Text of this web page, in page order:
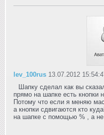
lev_100rus 13.07.2012
Шапку сделал как вы
прямо на шапке есть кнопки
Потому что если я меняю
а кнопки сдвигаются кто
на шапке с помощью % , а